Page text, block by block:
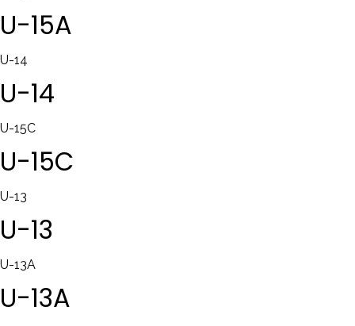
U-15A
U-14
U-14
U-15C
U-15C
U-13
U-13
U-13A
U-13A